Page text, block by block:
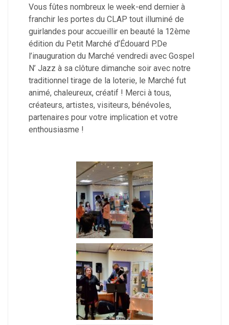
Vous fûtes nombreux le week-end dernier à
franchir les portes du CLAP tout illuminé de
guirlandes pour accueillir en beauté la 12ème
édition du Petit Marché d’Édouard P.De
l’inauguration du Marché vendredi avec Gospel
N’ Jazz à sa clôture dimanche soir avec notre
traditionnel tirage de la loterie, le Marché fut
animé, chaleureux, créatif ! Merci à tous,
créateurs, artistes, visiteurs, bénévoles,
partenaires pour votre implication et votre
enthousiasme !